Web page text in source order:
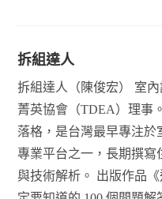
拆組達人
拆組達人（陳俊宏） 室
菁英協會（TDEA）理事
落格，是台灣最早專注於
專業平台之一，長期撰
與技術解析。 出版作品